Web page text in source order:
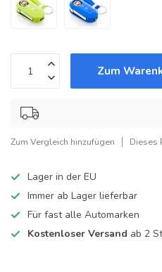
Zum
Zum Vergleich hinzufügen Dieses
Lager in der EU
Immer ab Lager lieferbar
Für fast alle Automarken
Kostenloser Versand ab 2